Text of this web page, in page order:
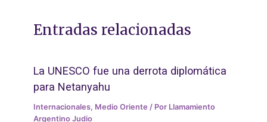
Entradas relacionadas
La UNESCO fue una derrota diplomática
para Netanyahu
Internacionales, Medio Oriente / Por Llamamiento
Argentino Judio